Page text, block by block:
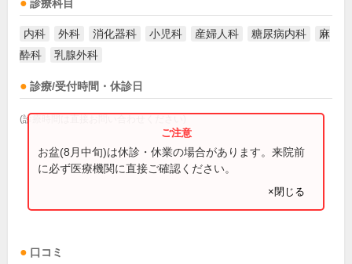
診療科目
内科 外科 消化器科 小児科 産婦人科 糖尿病内科
麻
酔科
乳腺外科
診療/受付時間・休診日
(診療時間は直接お問い合わせください)
お盆(8月中旬)は休診・休業の場合があります。来院前
に必ず医療機関に直接ご確認ください。
×閉じる
口コミ